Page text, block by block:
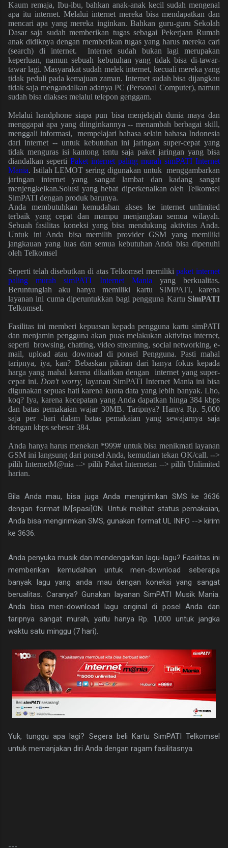
Kaum remaja, Ibu-ibu, bahkan anak-anak kecil sudah mengenal
apa itu internet. Melalui internet mereka bisa mendapatkan dan
mencari apa yang mereka inginkan. Bahkan guru-guru Sekolah
Dasar saja sudah memberikan tugas sebagai Pekerjaan Rumah
anak didiknya dengan memberikan tugas yang harus mereka cari
(search) di internet. Internet sudah bukan lagi merupakan
keperluan, namun sebuah kebutuhan yang tidak bisa di-tawar-
tawar lagi. Masyarakat sudah melek internet, kecuali mereka yang
tidak peduli pada kemajuan zaman. Internet sudah bisa dijangkau
tidak saja mengandalkan adanya PC (Personal Computer), namun
sudah bisa diakses melalui telepon genggam.
Melalui handphone siapa pun bisa menjelajah dunia maya dan
menggapai apa yang diinginkannya -- menambah berbagai skill,
menggali informasi, mempelajari bahasa selain bahasa Indonesia
dari internet -- untuk kebutuhan ini jaringan super-cepat yang
tidak menguras isi kantong tentu saja paket jaringan yang bisa
diandalkan seperti Paket internet paling murah simPATI Internet
Mania. Istilah LEMOT sering digunakan untuk menggambarkan
jaringan internet yang sangat lambat dan kadang sangat
menjengkelkan.Solusi yang hebat diperkenalkan oleh Telkomsel
SimPATI dengan produk barunya.
Anda membutuhkan kemudahan akses ke internet unlimited
terbaik yang cepat dan mampu menjangkau semua wilayah.
Sebuah fasilitas koneksi yang bisa mendukung aktivitas Anda.
Untuk ini Anda bisa memilih provider GSM yang memiliki
jangkauan yang luas dan semua kebutuhan Anda bisa dipenuhi
oleh Telkomsel
Seperti telah disebutkan di atas Telkomsel memilikipaket internet
paling murah simPATI Internet Maniayang berkualitas.
Beruntunglah aku hanya memiliki kartu SIMPATI, karena
layanan ini cuma diperuntukkan bagi pengguna Kartu SimPATI
Telkomsel.
Fasilitas ini memberi kepuasan kepada pengguna kartu simPATI
dan menjamin pengguna akan puas melakukan aktivitas internet,
seperti browsing, chatting, video streaming, social networking, e-
mail, upload atau downoad di ponsel Pengguna. Pasti mahal
taripnya, iya, kan? Bebaskan pikiran dari hanya fokus kepada
harga yang mahalkarena dikaitkan dengan internet yang super-
cepat ini.Don't worry, layanan SimPATI Internet Mania ini bisa
digunakan sepuas hati karena kuota data yang lebih banyak. Lho,
koq? Iya, karena kecepatan yang Anda dapatkan hinga 384 kbps
dan batas pemakaian wajar 30MB. Taripnya? Hanya Rp. 5,000
saja per -hari dalam batas pemakaian yang sewajarnya saja
dengan kbps sebesar 384.
Anda hanya harus menekan *999# untuk bisa menikmati layanan
GSM ini langsung dari ponsel Anda, kemudian tekan OK/call. -->
pilih InternetM@nia --> pilih Paket Internetan --> pilih Unlimited
harian.
Bila Anda mau, bisa juga Anda mengirimkan SMS ke 3636
dengan format IM[spasi]ON. Untuk melihat status pemakaian,
Anda bisa mengirimkan SMS, gunakan format UL INFO --> kirim
ke 3636.
Anda penyuka musik dan mendengarkan lagu-lagu? Fasilitas ini
memberikan kemudahan untuk men-download seberapa
banyak lagu yang anda mau dengan koneksi yang sangat
berualitas. Caranya? Gunakan layanan SimPATI Musik Mania.
Anda bisa men-download lagu original di posel Anda dan
taripnya sangat murah, yaitu hanya Rp. 1,000 untuk jangka
waktu satu minggu (7 hari).
Yuk, tunggu apa lagi? Segera beli Kartu SimPATI Telkomsel
untuk memanjakan diri Anda dengan ragam fasilitasnya.